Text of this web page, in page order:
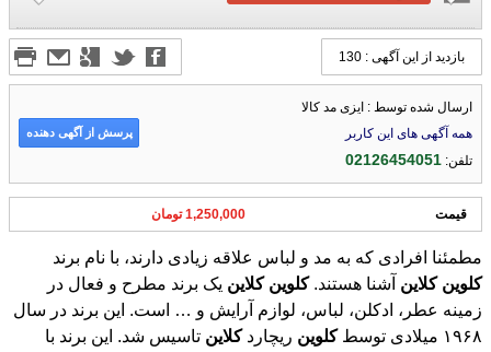
بازدید از این آگهی : 130
ارسال شده توسط : ایزی مد کالا
همه آگهی های این کاربر
تلفن:02126454051
پرسش از آگهی دهنده
قیمت 1,250,000 تومان
مطمئنا افرادی که به مد و لباس علاقه زیادی دارند، با نام برند
کلوین کلاین آشنا هستند.کلوین کلاین یک برند مطرح و فعال در
زمینه عطر، ادکلن، لباس، لوازم آرایش و … است. این برند در سال
۱۹۶۸ میلادی توسط کلوین ریچاردکلاین تاسیس شد. این برند با